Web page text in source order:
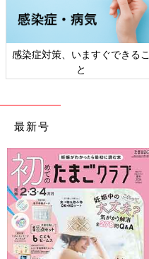
感染症対策、いますぐできるこ
と
最新号